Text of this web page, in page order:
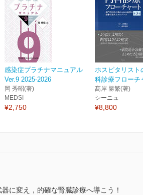
感染症プラチナマニュアル
Ver.9 2025-2026
岡 秀昭(著)
MEDSI
¥2,750
ホスピタリスト
科診療フローチ
髙岸 勝繁(著)
シーニュ
¥8,800
に変え，的確な腎臓診療へ導こう！